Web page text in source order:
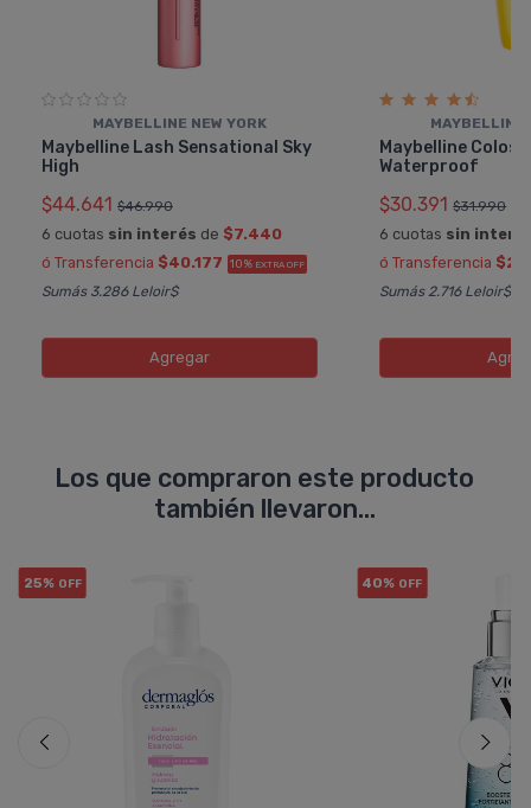
MAYBELLINE NEW YORK
Maybelline Lash Sensational Sky
High
$44.641 $46.990
6 cuotas sin interés de $7.440
ó Transferencia $40.177 10% EXTRA OFF
Sumás 3.286 Leloir$
Agregar
MAYBELLINE
Maybelline
Waterproof
$30.391 $31.990
6 cuotas sin
ó Transferencia
Sumás 2.716 Leloir$
Los que compraron este producto
también llevaron...
25% OFF 40% OFF